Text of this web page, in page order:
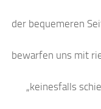
der bequemeren
bewarfen uns mit
„keinesfalls